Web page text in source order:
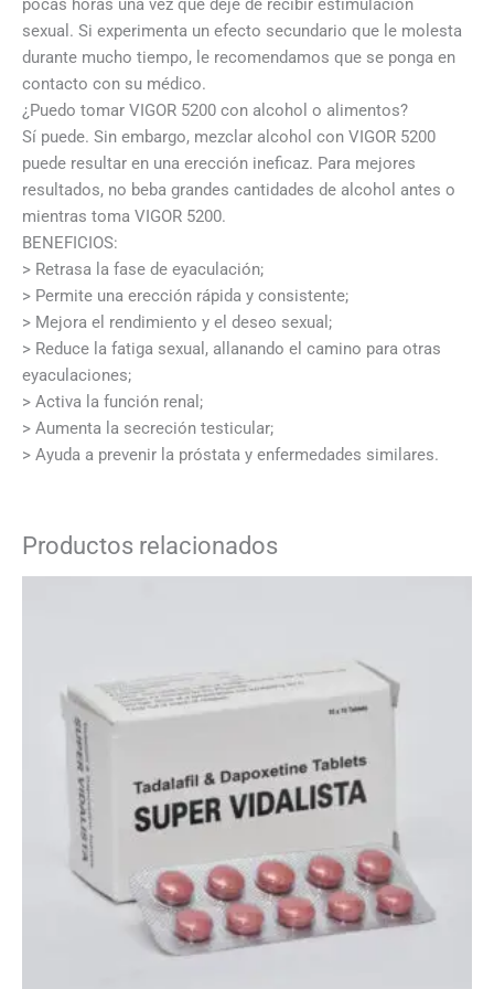
pocas horas una vez que deje de recibir estimulación
sexual. Si experimenta un efecto secundario que le molesta
durante mucho tiempo, le recomendamos que se ponga en
contacto con su médico.
¿Puedo tomar VIGOR 5200 con alcohol o alimentos?
Sí puede. Sin embargo, mezclar alcohol con VIGOR 5200
puede resultar en una erección ineficaz. Para mejores
resultados, no beba grandes cantidades de alcohol antes o
mientras toma VIGOR 5200.
BENEFICIOS:
> Retrasa la fase de eyaculación;
> Permite una erección rápida y consistente;
> Mejora el rendimiento y el deseo sexual;
> Reduce la fatiga sexual, allanando el camino para otras
eyaculaciones;
> Activa la función renal;
> Aumenta la secreción testicular;
> Ayuda a prevenir la próstata y enfermedades similares.
Productos relacionados